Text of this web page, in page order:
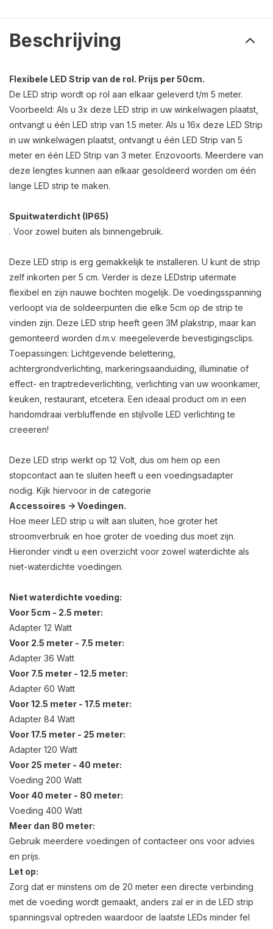
Beschrijving
Flexibele LED Strip van de rol. Prijs per 50cm.
De LED strip wordt op rol aan elkaar geleverd t/m 5 meter.
Voorbeeld: Als u 3x deze LED strip in uw winkelwagen plaatst,
ontvangt u één LED strip van 1.5 meter. Als u 16x deze LED Strip
in uw winkelwagen plaatst, ontvangt u één LED Strip van 5
meter en één LED Strip van 3 meter. Enzovoorts. Meerdere van
deze lengtes kunnen aan elkaar gesoldeerd worden om één
lange LED strip te maken.
Spuitwaterdicht (IP65)
. Voor zowel buiten als binnengebruik.
Deze LED strip is erg gemakkelijk te installeren. U kunt de strip
zelf inkorten per 5 cm. Verder is deze LEDstrip uitermate
flexibel en zijn nauwe bochten mogelijk. De voedingsspanning
verloopt via de soldeerpunten die elke 5cm op de strip te
vinden zijn. Deze LED strip heeft geen 3M plakstrip, maar kan
gemonteerd worden d.m.v. meegeleverde bevestigingsclips.
Toepassingen: Lichtgevende belettering,
achtergrondverlichting, markeringsaanduiding, illuminatie of
effect- en traptredeverlichting, verlichting van uw woonkamer,
keuken, restaurant, etcetera. Een ideaal product om in een
handomdraai verbluffende en stijlvolle LED verlichting te
creeeren!
Deze LED strip werkt op 12 Volt, dus om hem op een
stopcontact aan te sluiten heeft u een voedingsadapter
nodig. Kijk hiervoor in de categorie
Accessoires -> Voedingen.
Hoe meer LED strip u wilt aan sluiten, hoe groter het
stroomverbruik en hoe groter de voeding dus moet zijn.
Hieronder vindt u een overzicht voor zowel waterdichte als
niet-waterdichte voedingen.
Niet waterdichte voeding:
Voor 5cm - 2.5 meter:
Adapter 12 Watt
Voor 2.5 meter - 7.5 meter:
Adapter 36 Watt
Voor 7.5 meter - 12.5 meter:
Adapter 60 Watt
Voor 12.5 meter - 17.5 meter:
Adapter 84 Watt
Voor 17.5 meter - 25 meter:
Adapter 120 Watt
Voor 25 meter - 40 meter:
Voeding 200 Watt
Voor 40 meter - 80 meter:
Voeding 400 Watt
Meer dan 80 meter:
Gebruik meerdere voedingen of contacteer ons voor advies
en prijs.
Let op:
Zorg dat er minstens om de 20 meter een directe verbinding
met de voeding wordt gemaakt, anders zal er in de LED strip
spanningsval optreden waardoor de laatste LEDs minder fel